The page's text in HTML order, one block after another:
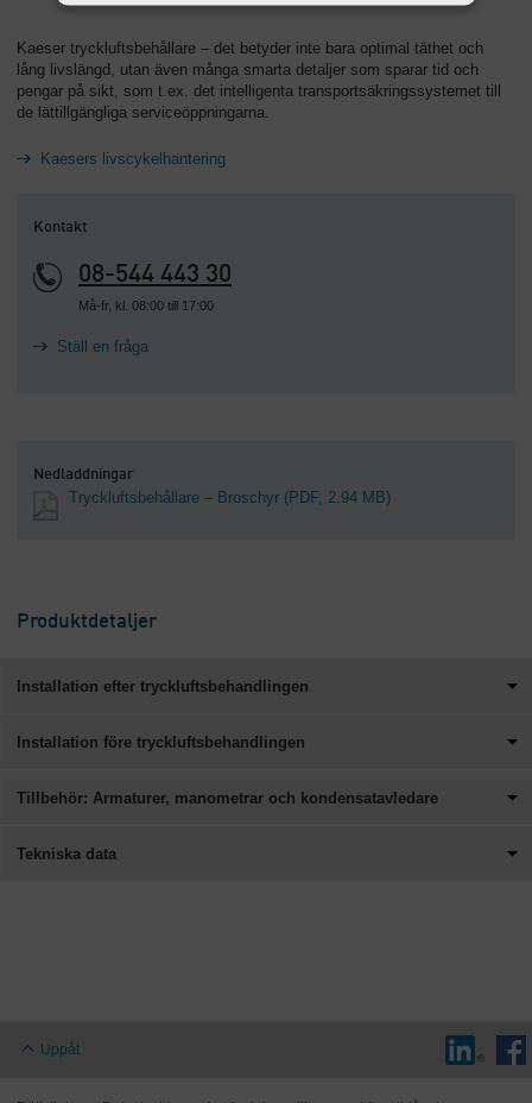
Kaeser tryckluftsbehållare – det betyder inte bara optimal täthet och
lång livslängd, utan även många smarta detaljer som sparar tid och
pengar på sikt, som t.ex. det intelligenta transportsäkringssystemet till
de lättillgängliga serviceöppningarna.
Kaesers livscykelhantering
Kontakt
08-544 443 30
Må-fr, kl. 08:00 till 17:00
Ställ en fråga
Nedladdningar
Tryckluftsbehållare – Broschyr (PDF, 2.94 MB)
Produktdetaljer
Installation efter tryckluftsbehandlingen
Installation före tryckluftsbehandlingen
Tillbehör: Armaturer, manometrar och kondensatavledare
Tekniska data
Uppåt